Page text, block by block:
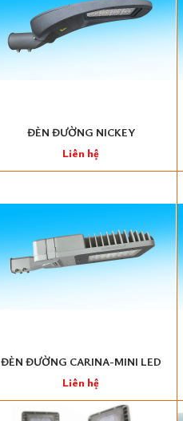
ĐÈN ĐƯỜNG NICKEY
Liên hệ
ĐÈN ĐƯỜNG CARINA-MINI LED
Liên hệ